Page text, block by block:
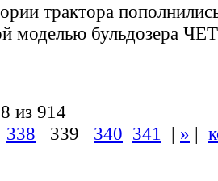
трактора
моделью бульдозера
из 914
338 339 340 341 | » |